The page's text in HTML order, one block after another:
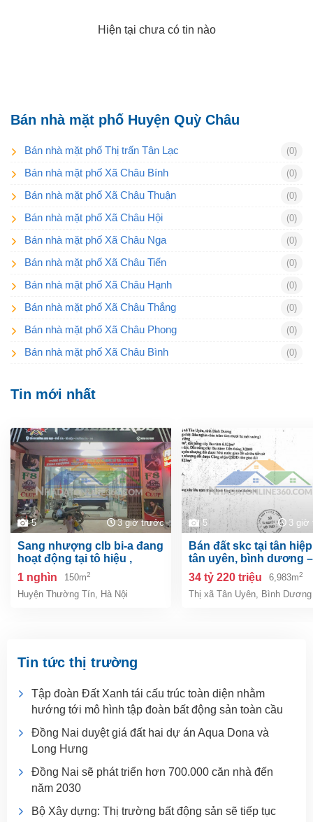
Hiện tại chưa có tin nào
Bán nhà mặt phố Huyện Quỳ Châu
Bán nhà mặt phố Thị trấn Tân Lạc (0)
Bán nhà mặt phố Xã Châu Bính (0)
Bán nhà mặt phố Xã Châu Thuận (0)
Bán nhà mặt phố Xã Châu Hội (0)
Bán nhà mặt phố Xã Châu Nga (0)
Bán nhà mặt phố Xã Châu Tiến (0)
Bán nhà mặt phố Xã Châu Hạnh (0)
Bán nhà mặt phố Xã Châu Thắng (0)
Bán nhà mặt phố Xã Châu Phong (0)
Bán nhà mặt phố Xã Châu Bình (0)
Tin mới nhất
5 3 giờ trước
sang nhượng clb bi-a đang
hoạt động tại tô hiệu ,
thường tín, hà nội
1 nghìn 150m2
Huyện Thường Tín, Hà Nội
5 3 giờ
bán đất skc tại tân hiệp, tp.
tân uyên, bình dương –
6.983m²
34 tỷ 220 triệu 6,983m2
Thị xã Tân Uyên, Bình Dương
Tin tức thị trường
Tập đoàn Đất Xanh tái cấu trúc toàn diện nhằm
hướng tới mô hình tập đoàn bất động sản toàn cầu
Đồng Nai duyệt giá đất hai dự án Aqua Dona và
Long Hưng
Đồng Nai sẽ phát triển hơn 700.000 căn nhà đến
năm 2030
Bộ Xây dựng: Thị trường bất động sản sẽ tiếp tục